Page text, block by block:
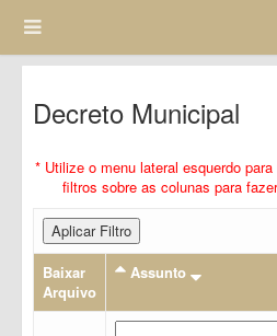
Decreto Municipal
* Utilize o menu lateral esquerdo
filtros sobre as colunas para
Aplicar Filtro
Baixar
Arquivo
Assunto